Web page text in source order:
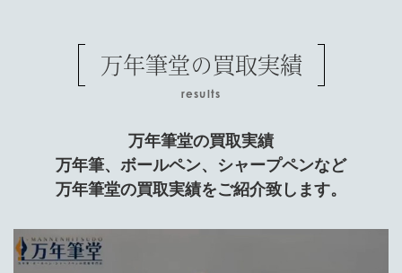
万年筆堂の買取実績
results
万年筆堂の買取実績
万年筆、ボールペン、シャープペンなど
万年筆堂の買取実績をご紹介致します。